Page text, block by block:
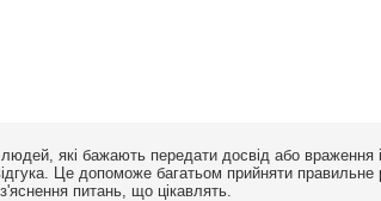
людей, які бажають передати досвід або
Це допоможе багатьом прийняти правильне
питань, що цікавлять.